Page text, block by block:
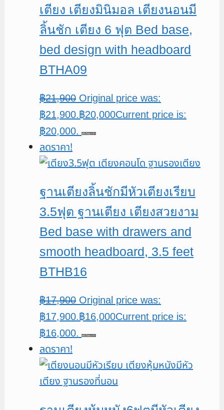
เตียง เตียงมินิมอล เตียงนอนมี
ลิ้นชัก เตียง 6 ฟุต Bed base,
bed design with headboard
BTHA09
฿21,900 Original price was:
฿21,900.฿20,000Current price is:
฿20,000.
หยิบใส่ตะกร้า
ลดราคา!
ฐานเตียงลิ้นชักมีหัวเตียงเรียบ
3.5ฟุต ฐานเตียง เตียงสวยงาม
Bed base with drawers and
smooth headboard, 3.5 feet
BTHB16
฿17,900 Original price was:
฿17,900.฿16,000Current price is:
฿16,000.
หยิบใส่ตะกร้า
ลดราคา!